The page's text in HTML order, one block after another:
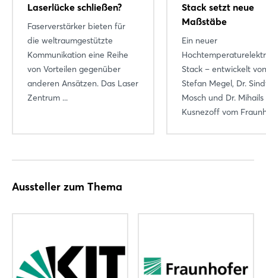
Laserlücke schließen?
Faserverstärker bieten für
die weltraumgestützte
Kommunikation eine Reihe
von Vorteilen gegenüber
anderen Ansätzen. Das Laser
Zentrum ...
Stack setzt neue
Maßstäbe
Ein neuer
Stack – entwickelt
Stefan Megel, Dr.
Mosch und Dr. Mihails
Kusnezoff vom
Aussteller zum Thema